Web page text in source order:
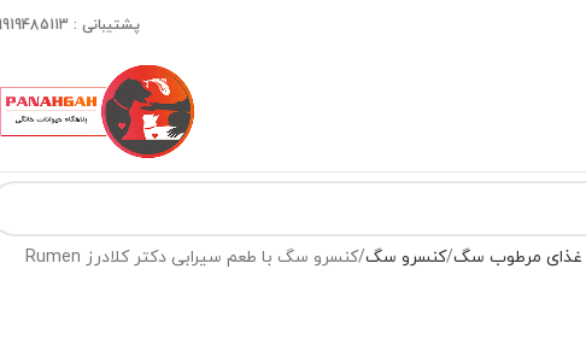
پشتیبانی : 09919485113
غذای مرطوب سگ کنسرو سگ کنسرو سگ با طعم سیرابی دکتر کلادرز Rumen